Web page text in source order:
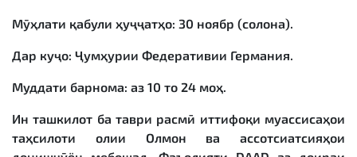
Мӯҳлати қабули ҳуҷҷатҳо: 30 ноябр (солона).
Дар куҷо: Ҷумҳурии Федеративии Германия.
Муддати барнома: аз 10 то 24 моҳ.
Ин ташкилот ба таври расмӣ иттифоқи муассисаҳои
таҳсилоти олии Олмон ва ассотсиатсияҳои